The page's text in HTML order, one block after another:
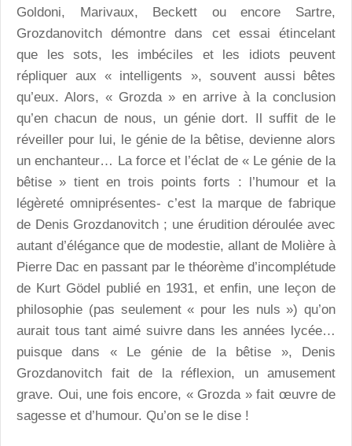
Goldoni, Marivaux, Beckett ou encore Sartre,
Grozdanovitch démontre dans cet essai étincelant
que les sots, les imbéciles et les idiots peuvent
répliquer aux « intelligents », souvent aussi bêtes
qu’eux. Alors, « Grozda » en arrive à la conclusion
qu’en chacun de nous, un génie dort. Il suffit de le
réveiller pour lui, le génie de la bêtise, devienne alors
un enchanteur… La force et l’éclat de « Le génie de la
bêtise » tient en trois points forts : l’humour et la
légèreté omniprésentes- c’est la marque de fabrique
de Denis Grozdanovitch ; une érudition déroulée avec
autant d’élégance que de modestie, allant de Molière à
Pierre Dac en passant par le théorème d’incomplétude
de Kurt Gödel publié en 1931, et enfin, une leçon de
philosophie (pas seulement « pour les nuls ») qu’on
aurait tous tant aimé suivre dans les années lycée…
puisque dans « Le génie de la bêtise », Denis
Grozdanovitch fait de la réflexion, un amusement
grave. Oui, une fois encore, « Grozda » fait œuvre de
sagesse et d’humour. Qu’on se le dise !